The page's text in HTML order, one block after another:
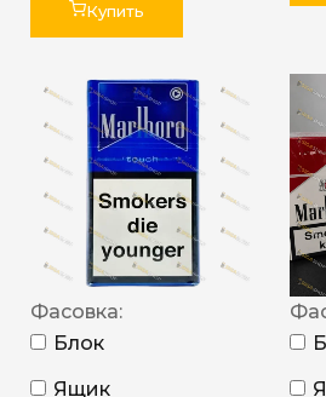
Купить
Фасовка:
Блок
Ящик